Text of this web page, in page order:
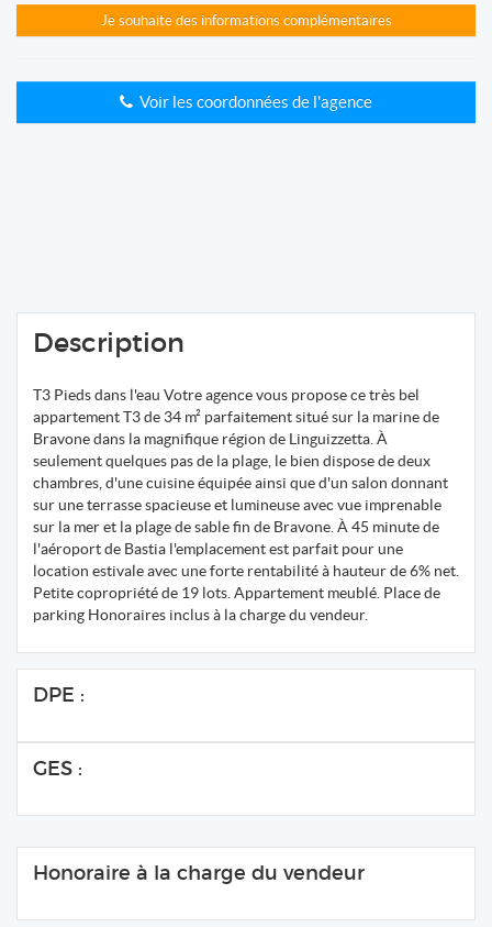
Je souhaite des informations complémentaires
Voir les coordonnées de l'agence
Description
T3 Pieds dans l'eau Votre agence vous propose ce très bel
appartement T3 de 34 m² parfaitement situé sur la marine de
Bravone dans la magnifique région de Linguizzetta. À
seulement quelques pas de la plage, le bien dispose de deux
chambres, d'une cuisine équipée ainsi que d'un salon donnant
sur une terrasse spacieuse et lumineuse avec vue imprenable
sur la mer et la plage de sable fin de Bravone. À 45 minute de
l'aéroport de Bastia l'emplacement est parfait pour une
location estivale avec une forte rentabilité à hauteur de 6% net.
Petite copropriété de 19 lots. Appartement meublé. Place de
parking Honoraires inclus à la charge du vendeur.
DPE :
GES :
Honoraire à la charge du vendeur